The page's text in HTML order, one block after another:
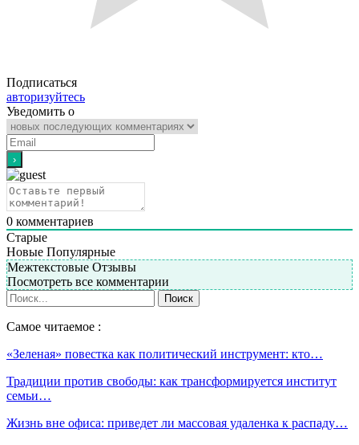
Подписаться
авторизуйтесь
Уведомить о
0 комментариев
Старые
Новые Популярные
Межтекстовые Отзывы
Посмотреть все комментарии
Самое читаемое :
«Зеленая» повестка как политический инструмент: кто…
Традиции против свободы: как трансформируется институт
семьи…
Жизнь вне офиса: приведет ли массовая удаленка к распаду…